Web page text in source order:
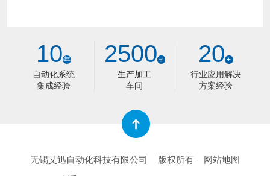
10年
自动化系统
集成经验
2500㎡
生产加工
车间
20 +
行业应用解决
方案经验
无锡艾迅自动化科技有限公司 版权所有
网站地图